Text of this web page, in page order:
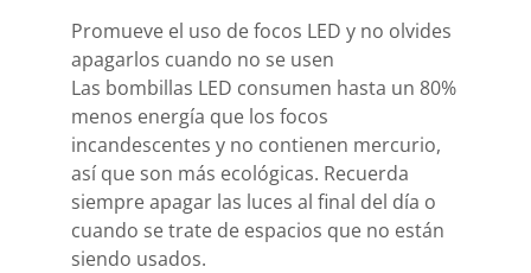
Promueve el uso de focos LED y no olvides
apagarlos cuando no se usen
Las bombillas LED consumen hasta un 80%
menos energía que los focos
incandescentes y no contienen mercurio,
así que son más ecológicas. Recuerda
siempre apagar las luces al final del día o
cuando se trate de espacios que no están
siendo usados.